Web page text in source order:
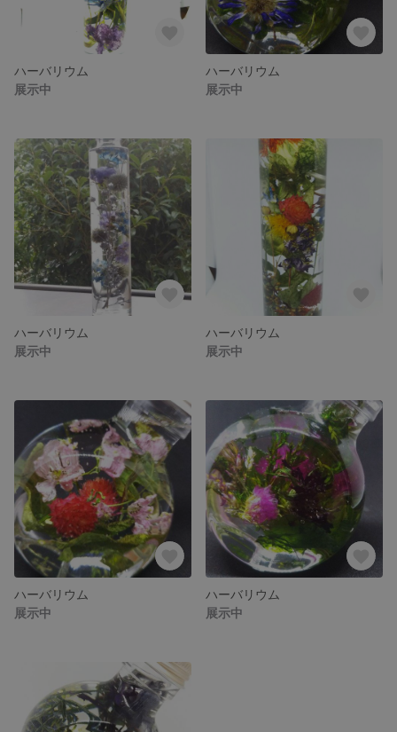
ハーバリウム
展示中
ハーバリウム
展示中
ハーバリウム
展示中
ハーバリウム
展示中
ハーバリウム
展示中
ハーバリウム
展示中